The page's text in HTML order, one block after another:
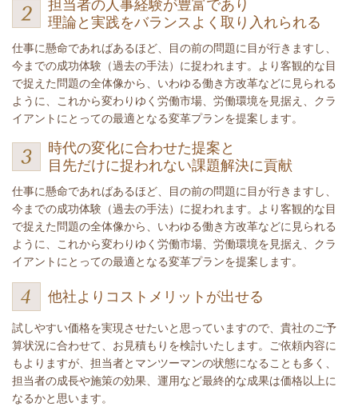
担当者の人事経験が豊富であり
理論と実践をバランスよく取り入れられる
仕事に懸命であればあるほど、目の前の問題に目が行きますし、
今までの成功体験（過去の手法）に捉われます。より客観的な目
で捉えた問題の全体像から、いわゆる働き方改革などに見られる
ように、これから変わりゆく労働市場、労働環境を見据え、クラ
イアントにとっての最適となる変革プランを提案します。
時代の変化に合わせた提案と
目先だけに捉われない課題解決に貢献
仕事に懸命であればあるほど、目の前の問題に目が行きますし、
今までの成功体験（過去の手法）に捉われます。より客観的な目
で捉えた問題の全体像から、いわゆる働き方改革などに見られる
ように、これから変わりゆく労働市場、労働環境を見据え、クラ
イアントにとっての最適となる変革プランを提案します。
他社よりコストメリットが出せる
試しやすい価格を実現させたいと思っていますので、貴社のご予
算状況に合わせて、お見積もりを検討いたします。ご依頼内容に
もよりますが、担当者とマンツーマンの状態になることも多く、
担当者の成長や施策の効果、運用など最終的な成果は価格以上に
なるかと思います。